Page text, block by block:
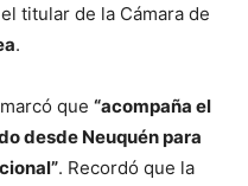
titular de la Cámara de
.
que “acompaña el
desde Neuquén para
. Recordó que la